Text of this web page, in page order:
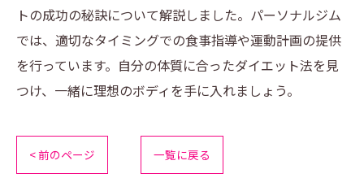
トの成功の秘訣について解説しました。パーソナルジム
では、適切なタイミングでの食事指導や運動計画の提供
を行っています。自分の体質に合ったダイエット法を見
つけ、一緒に理想のボディを手に入れましょう。
< 前のページ 一覧に戻る